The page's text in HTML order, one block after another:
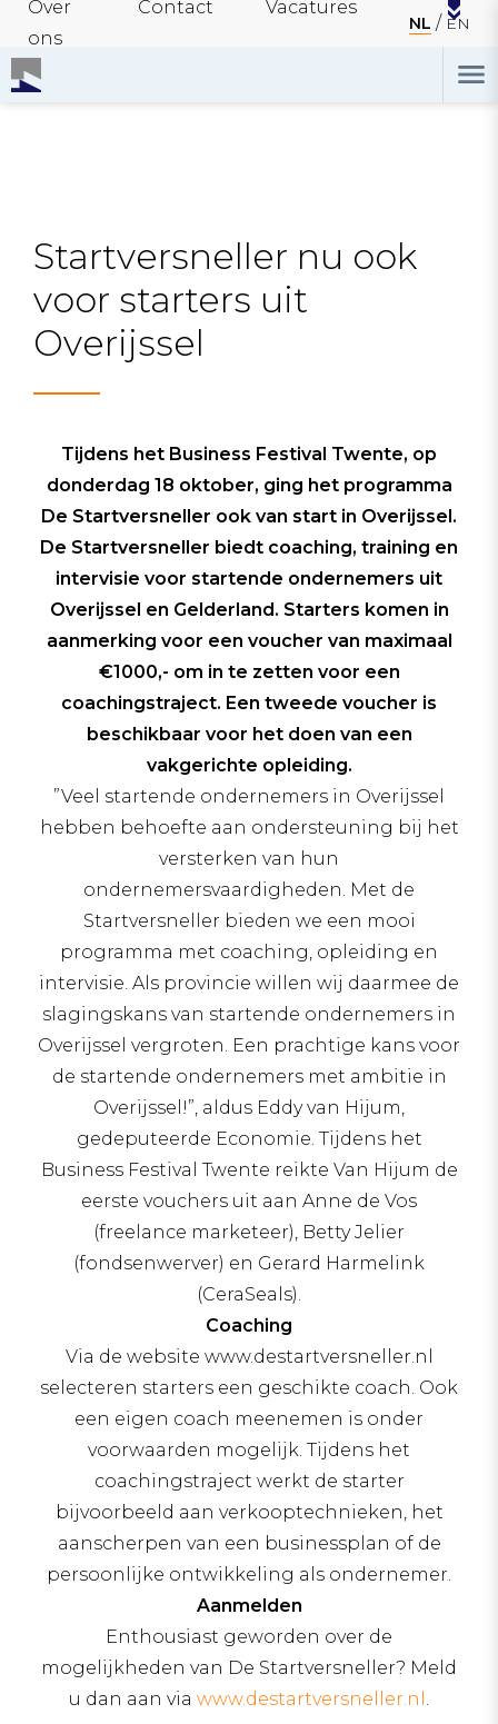
Over
ons
Contact Vacatures
NL EN
Startversneller nu ook
voor starters uit
Overijssel
Tijdens het Business Festival Twente, op
donderdag 18 oktober, ging het programma
De Startversneller ook van start in Overijssel.
De Startversneller biedt coaching, training en
intervisie voor startende ondernemers uit
Overijssel en Gelderland. Starters komen in
aanmerking voor een voucher van maximaal
€1000,- om in te zetten voor een
coachingstraject. Een tweede voucher is
beschikbaar voor het doen van een
vakgerichte opleiding.
”Veel startende ondernemers in Overijssel
hebben behoefte aan ondersteuning bij het
versterken van hun
ondernemersvaardigheden. Met de
Startversneller bieden we een mooi
programma met coaching, opleiding en
intervisie. Als provincie willen wij daarmee de
slagingskans van startende ondernemers in
Overijssel vergroten. Een prachtige kans voor
de startende ondernemers met ambitie in
Overijssel!”, aldus Eddy van Hijum,
gedeputeerde Economie. Tijdens het
Business Festival Twente reikte Van Hijum de
eerste vouchers uit aan Anne de Vos
(freelance marketeer), Betty Jelier
(fondsenwerver) en Gerard Harmelink
(CeraSeals).
Coaching
Via de website www.destartversneller.nl
selecteren starters een geschikte coach. Ook
een eigen coach meenemen is onder
voorwaarden mogelijk. Tijdens het
coachingstraject werkt de starter
bijvoorbeeld aan verkooptechnieken, het
aanscherpen van een businessplan of de
persoonlijke ontwikkeling als ondernemer.
Aanmelden
Enthousiast geworden over de
mogelijkheden van De Startversneller? Meld
u dan aan via www.destartversneller.nl .